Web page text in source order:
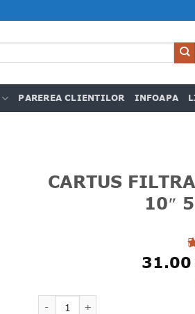
PAREREA CLIENTILOR INFOAPA
CARTUS
10″
5
31.00
Cantitate CARTUS FILTRANT